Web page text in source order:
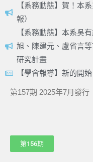
【系務動態】賀！本
報）
【系務動態】本系吳
旭、陳建元、盧省言
研究計畫
【學會報導】新的開
第157期 2025年7月發行
第156期